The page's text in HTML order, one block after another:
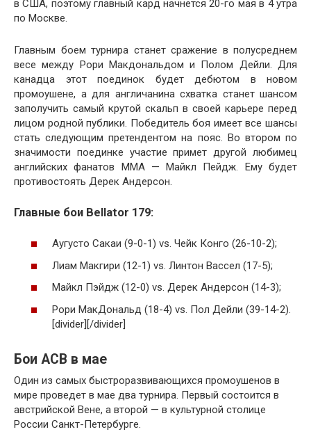
в США, поэтому главный кард начнется 20-го мая в 4 утра
по Москве.
Главным боем турнира станет сражение в полусреднем
весе между Рори Макдональдом и Полом Дейли. Для
канадца этот поединок будет дебютом в новом
промоушене, а для англичанина схватка станет шансом
заполучить самый крутой скальп в своей карьере перед
лицом родной публики. Победитель боя имеет все шансы
стать следующим претендентом на пояс. Во втором по
значимости поединке участие примет другой любимец
английских фанатов ММА — Майкл Пейдж. Ему будет
противостоять Дерек Андерсон.
Главные бои Bellator 179:
Аугусто Сакаи (9-0-1) vs. Чейк Конго (26-10-2);
Лиам Макгири (12-1) vs. Линтон Вассел (17-5);
Майкл Пэйдж (12-0) vs. Дерек Андерсон (14-3);
Рори МакДональд (18-4) vs. Пол Дейли (39-14-2).
[divider][/divider]
Бои ACB в мае
Один из самых быстроразвивающихся промоушенов в
мире проведет в мае два турнира. Первый состоится в
австрийской Вене, а второй — в культурной столице
России Санкт-Петербурге.